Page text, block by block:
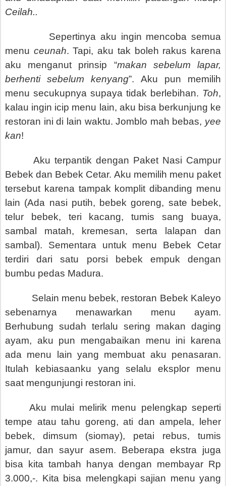
Ceilah..
Sepertinya aku ingin mencoba semua
menu ceunah. Tapi, aku tak boleh rakus karena
aku menganut prinsip “makan sebelum lapar,
berhenti sebelum kenyang”. Aku pun memilih
menu secukupnya supaya tidak berlebihan. Toh,
kalau ingin icip menu lain, aku bisa berkunjung ke
restoran ini di lain waktu. Jomblo mah bebas, yee
kan!
Aku terpantik dengan Paket Nasi Campur
Bebek dan Bebek Cetar. Aku memilih menu paket
tersebut karena tampak komplit dibanding menu
lain (Ada nasi putih, bebek goreng, sate bebek,
telur bebek, teri kacang, tumis sang buaya,
sambal matah, kremesan, serta lalapan dan
sambal). Sementara untuk menu Bebek Cetar
terdiri dari satu porsi bebek empuk dengan
bumbu pedas Madura.
Selain menu bebek, restoran Bebek Kaleyo
sebenarnya menawarkan menu ayam.
Berhubung sudah terlalu sering makan daging
ayam, aku pun mengabaikan menu ini karena
ada menu lain yang membuat aku penasaran.
Itulah kebiasaanku yang selalu eksplor menu
saat mengunjungi restoran ini.
Aku mulai melirik menu pelengkap seperti
tempe atau tahu goreng, ati dan ampela, leher
bebek, dimsum (siomay), petai rebus, tumis
jamur, dan sayur asem. Beberapa ekstra juga
bisa kita tambah hanya dengan membayar Rp
3.000,-. Kita bisa melengkapi sajian menu yang